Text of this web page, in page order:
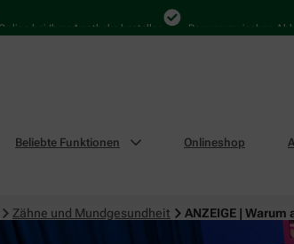
bei Ihrer Apotheke bestellen Bequem zwischen
Beliebte Funktionen Onlineshop
Zähne und Mundgesundheit ANZEIGE |